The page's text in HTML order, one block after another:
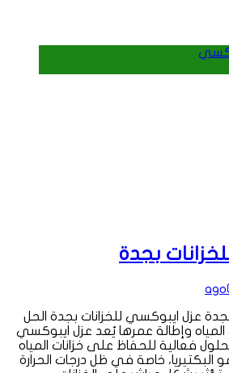
بجدة
عزل ايبوكسي للخزانات بجدة الحل
المياه وإطالة عمرها يُعد عزل ايبوكسي
فعالية للحفاظ على خزانات المياه
البكتيريا، خاصة في ظل درجات الحرارة